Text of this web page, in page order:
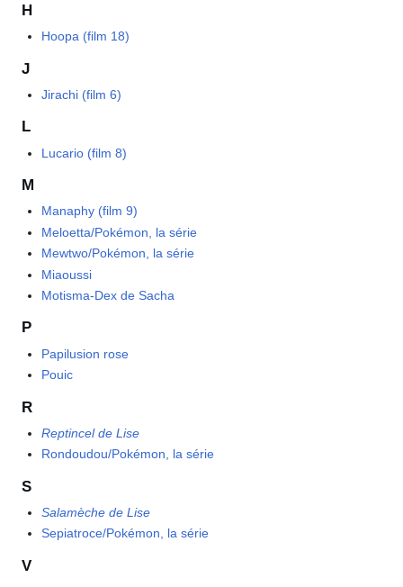
H
Hoopa (film 18)
J
Jirachi (film 6)
L
Lucario (film 8)
M
Manaphy (film 9)
Meloetta/Pokémon, la série
Mewtwo/Pokémon, la série
Miaoussi
Motisma-Dex de Sacha
P
Papilusion rose
Pouic
R
Reptincel de Lise
Rondoudou/Pokémon, la série
S
Salamèche de Lise
Sepiatroce/Pokémon, la série
V